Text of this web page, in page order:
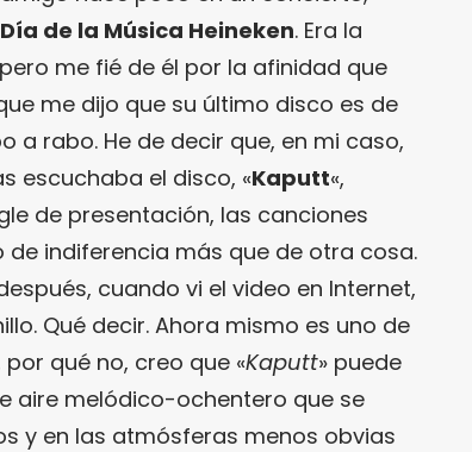
Día de la Música Heineken. Era la
me fié de él por la afinidad que
me dijo que su último disco es de
a rabo. He de decir que, en mi caso,
escuchaba el disco, «Kaputt«,
de presentación, las canciones
indiferencia más que de otra cosa.
cuando vi el video en Internet,
Qué decir. Ahora mismo es uno de
qué no, creo que «Kaputt» puede
aire melódico-ochentero que se
y en las atmósferas menos obvias